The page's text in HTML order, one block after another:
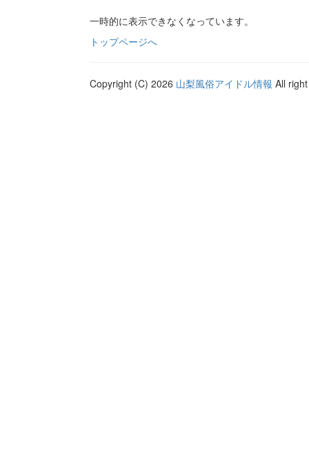
一時的に表示できなくなっています。
トップページへ
Copyright (C) 2026 山梨風俗アイドル情報 All